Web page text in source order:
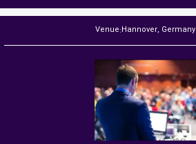
Venue:Hannover, Germany